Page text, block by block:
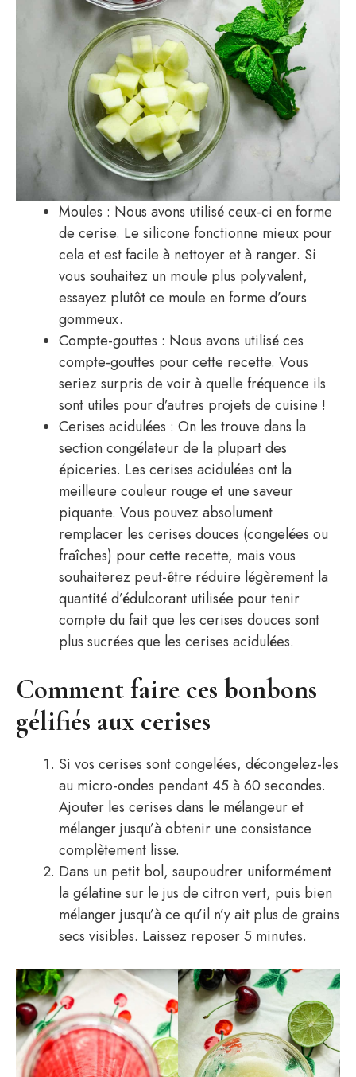
Moules : Nous avons utilisé ceux-ci en forme
de cerise. Le silicone fonctionne mieux pour
cela et est facile à nettoyer et à ranger. Si
vous souhaitez un moule plus polyvalent,
essayez plutôt ce moule en forme d’ours
gommeux.
Compte-gouttes : Nous avons utilisé ces
compte-gouttes pour cette recette. Vous
seriez surpris de voir à quelle fréquence ils
sont utiles pour d’autres projets de cuisine !
Cerises acidulées : On les trouve dans la
section congélateur de la plupart des
épiceries. Les cerises acidulées ont la
meilleure couleur rouge et une saveur
piquante. Vous pouvez absolument
remplacer les cerises douces (congelées ou
fraîches) pour cette recette, mais vous
souhaiterez peut-être réduire légèrement la
quantité d’édulcorant utilisée pour tenir
compte du fait que les cerises douces sont
plus sucrées que les cerises acidulées.
Comment faire ces bonbons
gélifiés aux cerises
Si vos cerises sont congelées, décongelez-les
au micro-ondes pendant 45 à 60 secondes.
Ajouter les cerises dans le mélangeur et
mélanger jusqu’à obtenir une consistance
complètement lisse.
Dans un petit bol, saupoudrer uniformément
la gélatine sur le jus de citron vert, puis bien
mélanger jusqu’à ce qu’il n’y ait plus de grains
secs visibles. Laissez reposer 5 minutes.